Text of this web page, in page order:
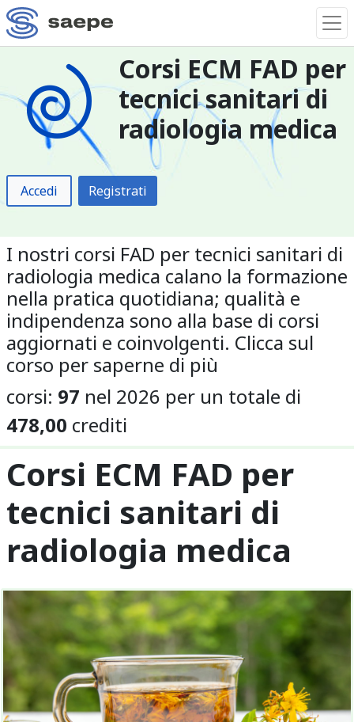
Corsi ECM FAD per
tecnici sanitari di
radiologia medica
Accedi Registrati
I nostri corsi FAD per tecnici sanitari di
radiologia medica calano la formazione
nella pratica quotidiana; qualità e
indipendenza sono alla base di corsi
aggiornati e coinvolgenti. Clicca sul
corso per saperne di più
corsi: 97 nel 2026 per un totale di
478,00 crediti
Corsi ECM FAD per
tecnici sanitari di
radiologia medica